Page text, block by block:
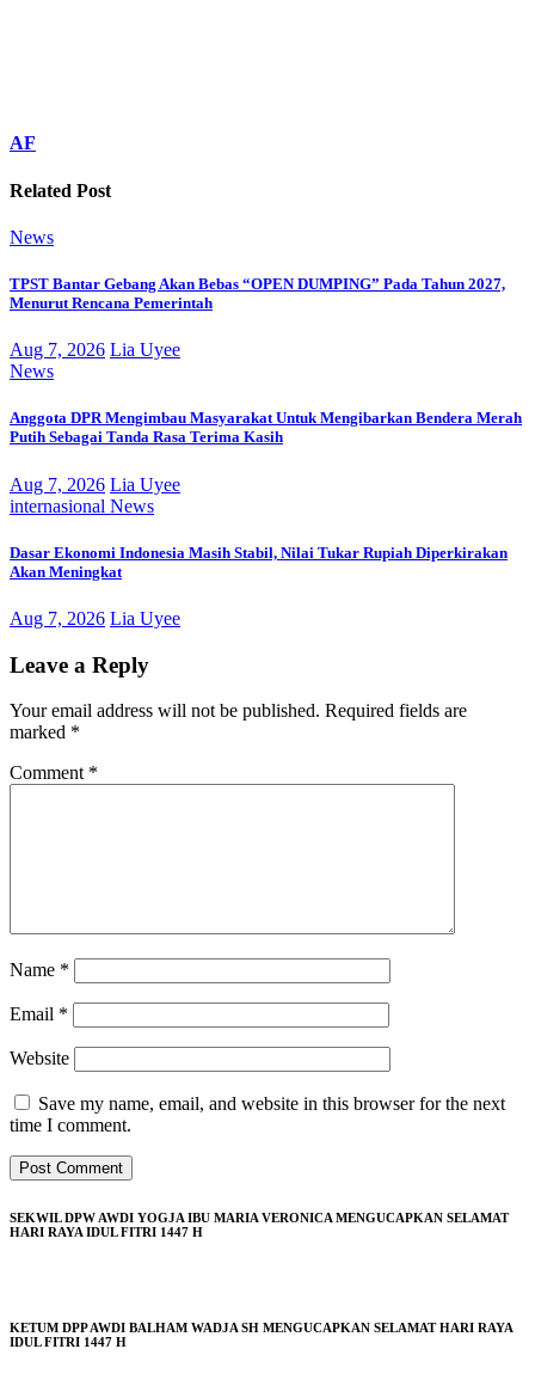
AF
Related Post
News
TPST Bantar Gebang Akan Bebas “OPEN DUMPING” Pada Tahun 2027,
Menurut Rencana Pemerintah
Aug 7, 2026 Lia Uyee
News
Anggota DPR Mengimbau Masyarakat Untuk Mengibarkan Bendera Merah
Putih Sebagai Tanda Rasa Terima Kasih
Aug 7, 2026 Lia Uyee
internasional News
Dasar Ekonomi Indonesia Masih Stabil, Nilai Tukar Rupiah Diperkirakan
Akan Meningkat
Aug 7, 2026 Lia Uyee
Leave a Reply
Your email address will not be published. Required fields are
marked *
Comment *
Name *
Email *
Website
Save my name, email, and website in this browser for the next
time I comment.
SEKWIL DPW AWDI YOGJA IBU MARIA VERONICA MENGUCAPKAN SELAMAT
HARI RAYA IDUL FITRI 1447 H
KETUM DPP AWDI BALHAM WADJA SH MENGUCAPKAN SELAMAT HARI RAYA
IDUL FITRI 1447 H